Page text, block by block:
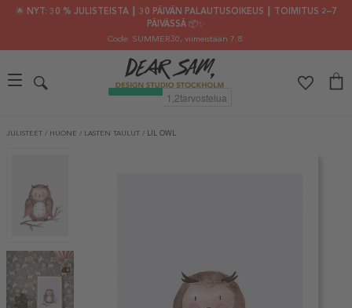
🌟 NYT: 30 % JULISTEISTA ┃ 30 PÄIVÄN PALAUTUSOIKEUS ┃ TOIMITUS 2–7
PÄIVÄSSÄ 📦✨
Code: SUMMER30, viimeistään 7.8.
JULISTEET / HUONE / LASTEN TAULUT / LIL OWL